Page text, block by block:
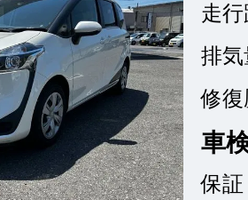
走
排気
修復
車
保証